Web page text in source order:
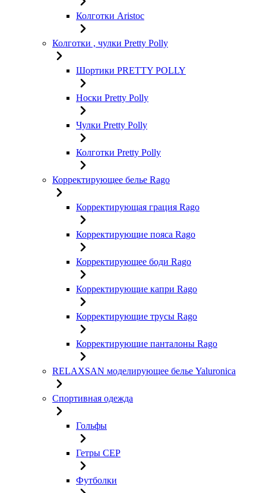
Колготки Aristoc
Колготки , чулки Pretty Polly
Шортики PRETTY POLLY
Носки Pretty Polly
Чулки Pretty Polly
Колготки Pretty Polly
Корректирующее белье Rago
Корректирующая грация Rago
Корректирующие пояса Rago
Корректирующее боди Rago
Корректирующие капри Rago
Корректирующие трусы Rago
Корректирующие панталоны Rago
RELAXSAN моделирующее белье Yaluroniсa
Спортивная одежда
Гольфы
Гетры CEP
Футболки